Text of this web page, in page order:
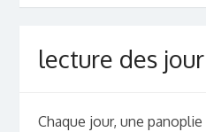
lecture des
Chaque jour, une